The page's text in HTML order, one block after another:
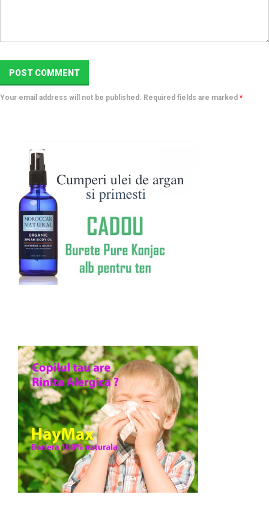
Your email address will not be published. Required fields are marked *